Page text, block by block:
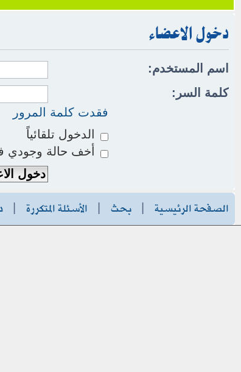
دخول الاعضاء
اسم المستخدم:
كلمة السر:
فقدت كلمة المرور
الدخول تلقائياً
أخف حالة وجودي
الصفحة الرئيسية | بحث | الأسئلة المتكررة |